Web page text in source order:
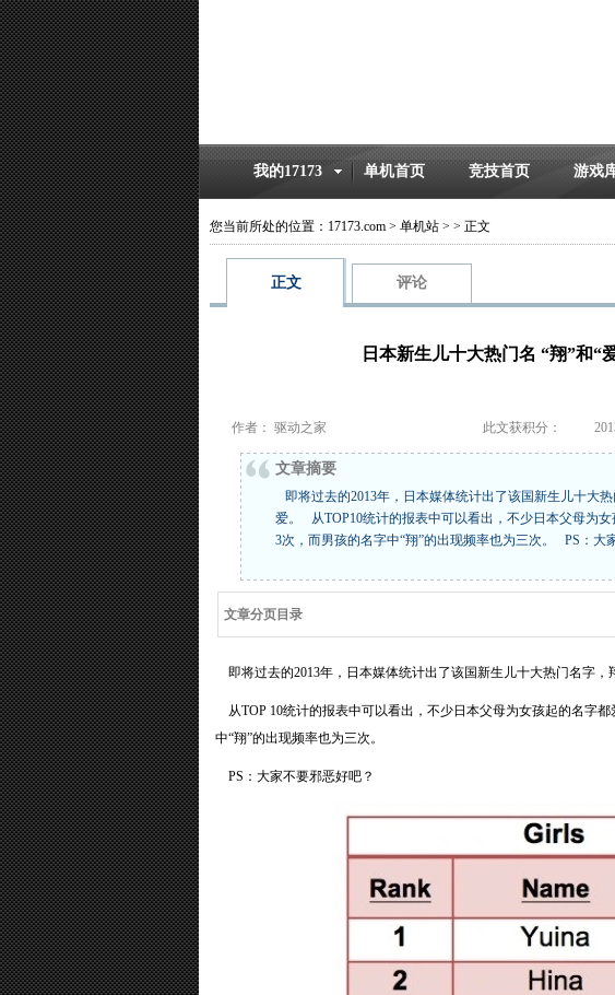
我的17173 单机首页 竞技首页 游戏
您当前所处的位置： 17173.com > 单机站 > > 正文
正文 评论
日本新生儿十大热门名 “翔”和“
作者： 驱动之家 此文获积分：
文章摘要
即将过去的2013年，日本媒体统计出了该国新生儿十大
爱。 从TOP10统计的报表中可以看出，不少日本父母为
3次，而男孩的名字中“翔”的出现频率也为三次。 PS：大
文章分页目录
即将过去的2013年，日本媒体统计出了该国新生儿十大热门名字，
从TOP 10统计的报表中可以看出，不少日本父母为女孩起的名字
中“翔”的出现频率也为三次。
PS：大家不要邪恶好吧？